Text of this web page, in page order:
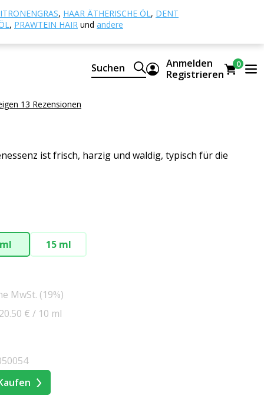
, HAAR ÄTHERISCHE ÖL, DENT
, PRAWTEIN HAIR und andere
Suchen
Anmelden
Registrieren
0
Öle Fichte
13 Rezensionen
ist frisch, harzig und waldig, typisch für die
15 ml
MwSt. (19%)
€ / 10 ml